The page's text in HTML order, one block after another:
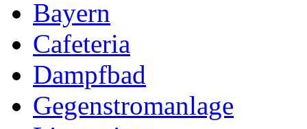
Bayern
Cafeteria
Dampfbad
Gegenstromanlage